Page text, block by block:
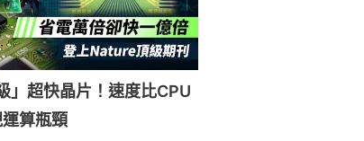
」超快晶片！速度比CPU
算瓶頸